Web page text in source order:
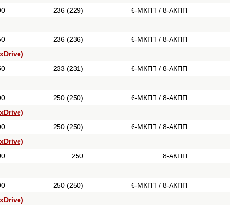
236 (229) 6-МКПП / 8-АКПП
236 (236) 6-МКПП / 8-АКПП
233 (231) 6-МКПП / 8-АКПП
250 (250) 6-МКПП / 8-АКПП
250 (250) 6-МКПП / 8-АКПП
250 8-АКПП
250 (250) 6-МКПП / 8-АКПП